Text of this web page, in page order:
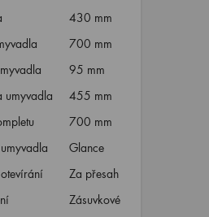
430 mm
700 mm
95 mm
umyvadla
455 mm
700 mm
Glance
Za přesah
Zásuvkové